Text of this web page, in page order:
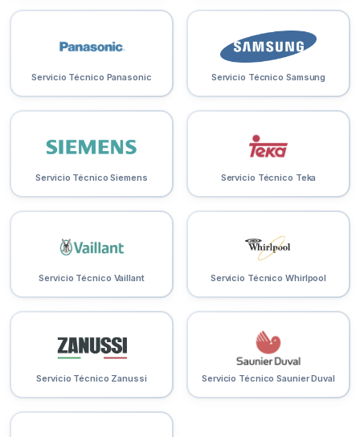
Servicio Técnico Panasonic Servicio Técnico Samsung
Servicio Técnico Siemens Servicio Técnico Teka
Servicio Técnico Vaillant Servicio Técnico Whirlpool
Servicio Técnico Zanussi Servicio Técnico Saunier Duval